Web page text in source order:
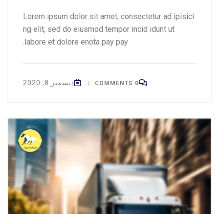
Lorem ipsum dolor sit amet, consectetur ad ipisici
ng elit, sed do eiusmod tempor incid idunt ut
labore et dolore enota pay pay.
0 COMMENTS
| ديسمبر 8, 2020